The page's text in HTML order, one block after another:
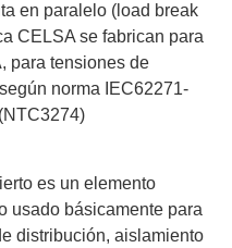
en paralelo (load break
CELSA se fabrican para
para tensiones de
norma IEC62271-
es un elemento
usado básicamente para
distribución, aislamiento